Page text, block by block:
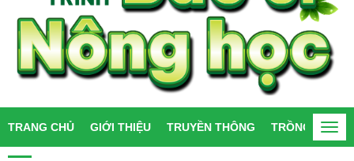
TRANG CHỦ GIỚI THIỆU TRUYỀN THÔNG TRỒNG TRỌT